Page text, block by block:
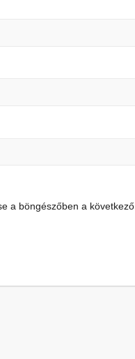
a böngészőben a következő